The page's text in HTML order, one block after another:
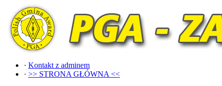
· Kontakt z adminem
· >> STRONA GŁÓWNA <<